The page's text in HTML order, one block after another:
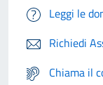
Leggi le
Richiedi
Chiama il